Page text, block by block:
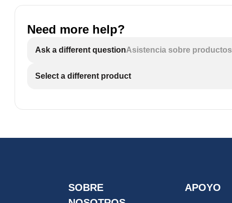
Need more help?
Ask a different questionAsistencia sobre productos
Select a different product
SOBRE
APOYO